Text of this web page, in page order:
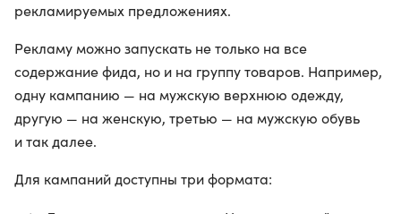
рекламируемых предложениях.
Рекламу можно запускать не только на все
содержание фида, но и на группу товаров. Например,
одну кампанию — на мужскую верхнюю одежду,
другую — на женскую, третью — на мужскую обувь
и так далее.
Для кампаний доступны три формата: